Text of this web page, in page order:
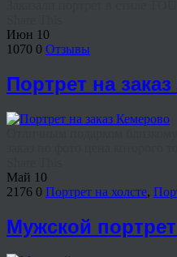
Июн 10
1070 0 Отзывы
Портрет на
Май 10
2176 0 Портрет на холсте,
Мужской